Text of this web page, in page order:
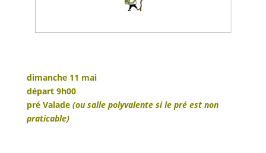
dimanche 11 mai
départ 9h00
pré Valade (ou salle polyvalente si le pré est non
praticable)